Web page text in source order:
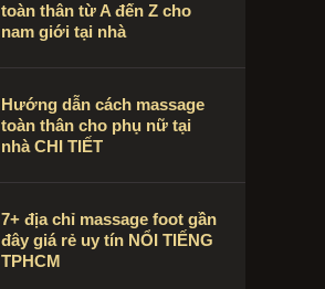
toàn thân từ A đến Z cho
nam giới tại nhà
Hướng dẫn cách massage
toàn thân cho phụ nữ tại
nhà CHI TIẾT
7+ địa chỉ massage foot gần
đây giá rẻ uy tín NỔI TIẾNG
TPHCM